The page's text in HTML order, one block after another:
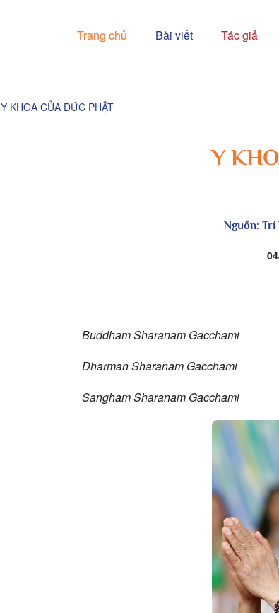
Trang chủ Bài viết Tác giả
Y KHOA CỦA ĐỨC PHẬT
Y
Nguồn: Trí
Buddham Sharanam Gacchami
Dharman Sharanam Gacchami
Sangham Sharanam Gacchami